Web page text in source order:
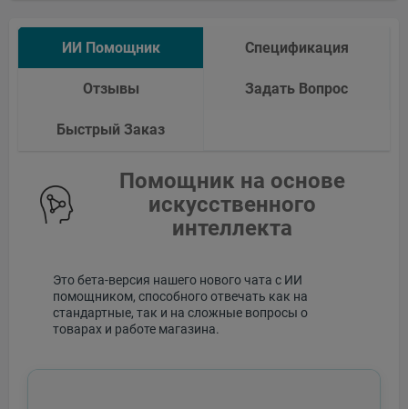
ИИ Помощник Спецификация
Отзывы Задать Вопрос
Быстрый Заказ
Помощник на основе
искусственного
интеллекта
Это бета-версия нашего нового чата с ИИ
помощником, способного отвечать как на
стандартные, так и на сложные вопросы о
товарах и работе магазина.